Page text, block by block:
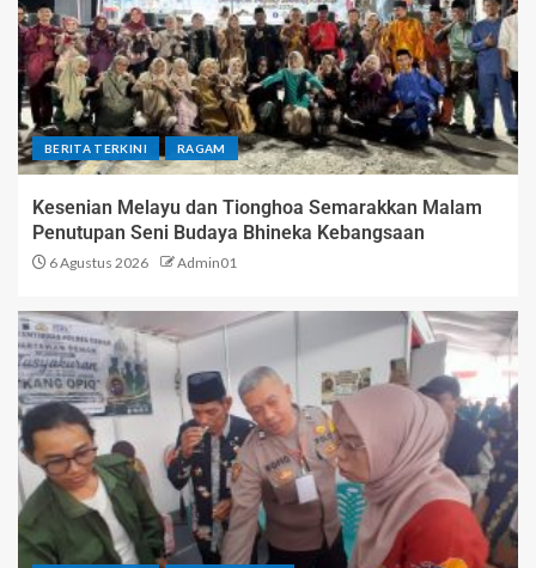
BERITA TERKINI RAGAM
Kesenian Melayu dan Tionghoa Semarakkan Malam
Penutupan Seni Budaya Bhineka Kebangsaan
6 Agustus 2026 Admin01